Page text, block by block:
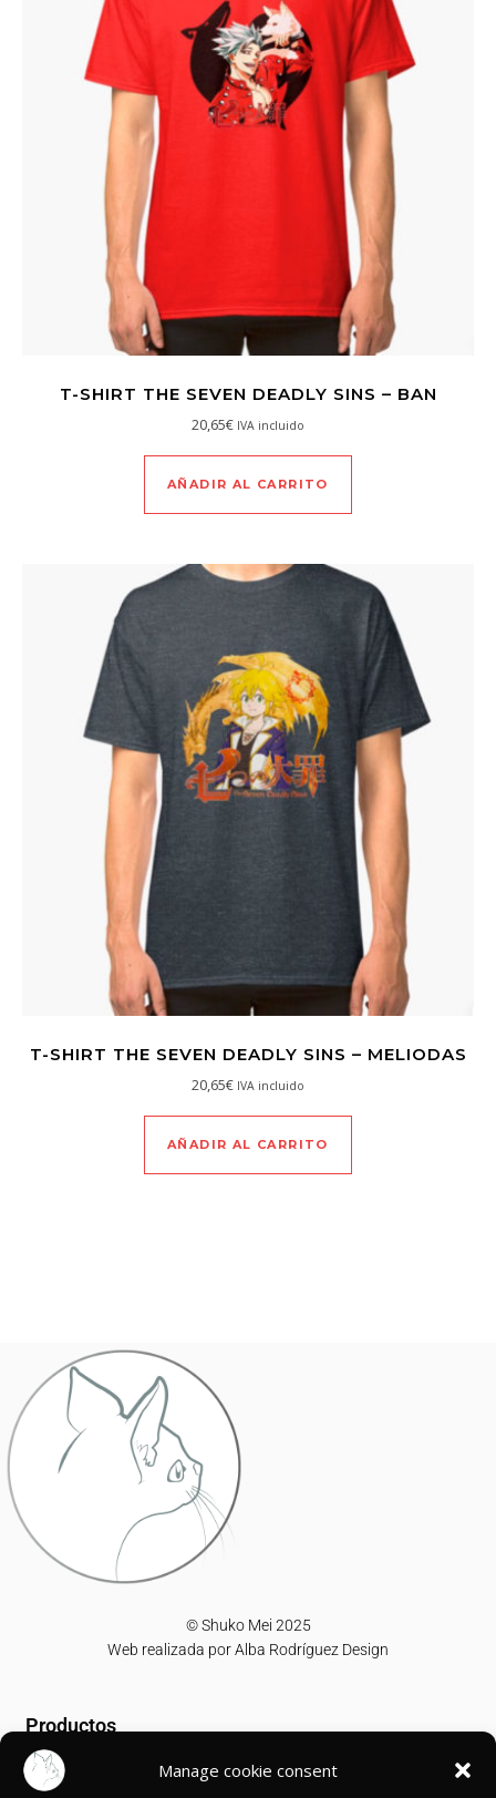
Manage cookie consent
T-SHIRT THE SEVEN DEADLY SINS – BAN
20,65€ IVA incluido
AÑADIR AL CARRITO
T-SHIRT THE SEVEN DEADLY SINS – MELIODAS
20,65€ IVA incluido
AÑADIR AL CARRITO
© Shuko Mei 2025
Web realizada porAlba Rodríguez Design
Productos
T-shirts